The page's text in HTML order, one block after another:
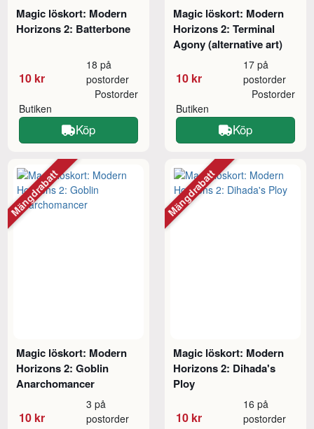
Magic löskort: Modern
Horizons 2: Batterbone
10 kr
18 på
postorder
Butiken
Postorder
Köp
Magic löskort: Modern
Horizons 2: Terminal
Agony (alternative art)
10 kr
17 på
postorder
Butiken
Postorder
Köp
Magic löskort: Modern
Horizons 2: Goblin
Anarchomancer
10 kr
3 på
postorder
Mängdrabatt
Magic löskort: Modern
Horizons 2: Dihada's
Ploy
10 kr
16 på
postorder
Mängdrabatt